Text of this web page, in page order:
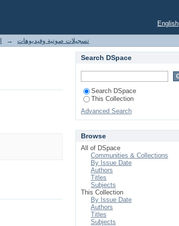
English
تسجيلات صوتية وفيديوهات →
Search DSpace
Search DSpace
This Collection
Advanced Search
Browse
All of DSpace
Communities & Collections
By Issue Date
Authors
Titles
Subjects
This Collection
By Issue Date
Authors
Titles
Subjects